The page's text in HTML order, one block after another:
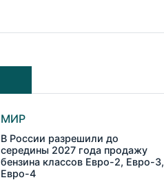
МИР
В России разрешили до
середины 2027 года продажу
бензина классов Евро-2, Евро-3,
Евро-4